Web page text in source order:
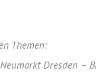
Themen:
Dresden –